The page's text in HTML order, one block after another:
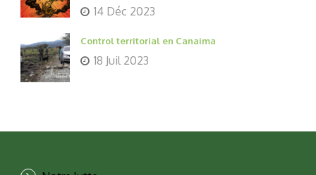
14 Déc 2023
Control territorial en Canaima
18 Juil 2023